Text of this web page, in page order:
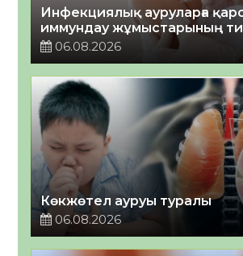
Инфекциялық ауруларға
иммундау жұмыстарының
06.08.2026
Көкжөтел ауруы туралы
06.08.2026